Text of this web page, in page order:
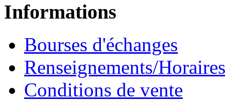
Informations
Bourses d'échanges
Renseignements/Horaires
Conditions de vente